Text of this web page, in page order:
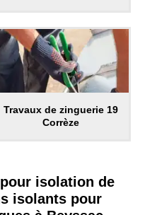
Travaux de zinguerie 19
Corrèze
isolation de
isolants pour